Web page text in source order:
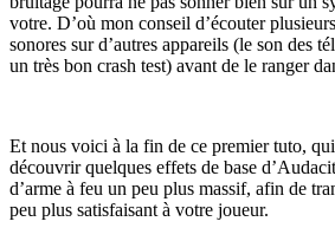
votre. D’où mon conseil d’écouter
sonores sur d’autres appareils (le son des
un très bon crash test) avant de le ranger
Et nous voici à la fin de ce premier tuto,
découvrir quelques effets de base
d’arme à feu un peu plus massif, afin de
peu plus satisfaisant à votre joueur.